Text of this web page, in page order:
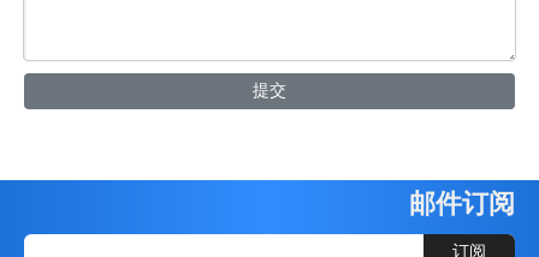
提交
邮件订阅
订阅